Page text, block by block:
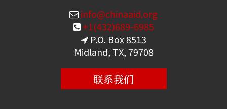
info@chinaaid.org
+1(432)689-6985
P.O. Box 8513
Midland, TX, 79708
联系我们